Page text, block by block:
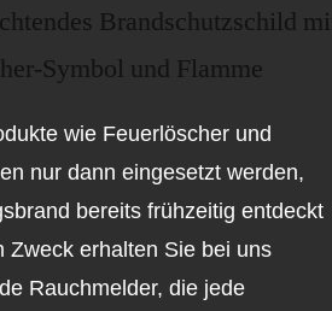
wie Feuerlöscher und
nur dann eingesetzt werden,
bereits frühzeitig entdeckt
Zweck erhalten Sie bei uns
Rauchmelder, die jede